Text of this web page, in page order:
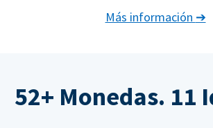
Más información ➔
52+ Monedas. 11